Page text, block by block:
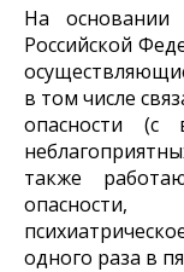
На основании
Российской
в том числе
опасности (с
также
одного раза в